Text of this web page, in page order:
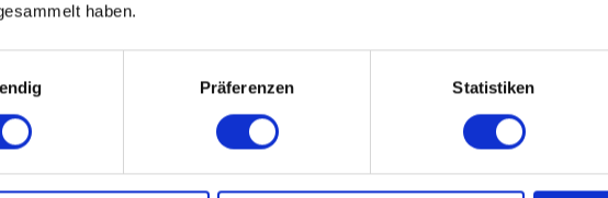
haben.
Präferenzen Statistiken
zu haben, sondern auch als Menschen
zu leisten,“ betont Nicole Arndt.
das die nachhaltige Ausrichtung des
mit dem CrefoZert für hervorragende Bonität